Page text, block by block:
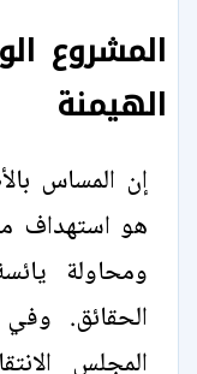
المشروع
الهيمنة
إن المساس
هو استهداف
ومحاولة
الحقائق.
المجلس